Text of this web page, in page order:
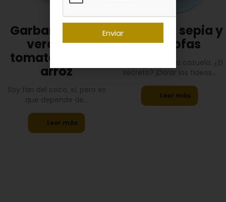
Garbanzos con
verduras,
tomate, coco y
arroz
Soy fan del coco, sí, pero es
que depende de...
Leer más
Fideuá de sepia y
alcahofas
La cocinamos a la cazuela. ¿El
secreto? ¡Dorar los fideos...
Leer más
Enviar